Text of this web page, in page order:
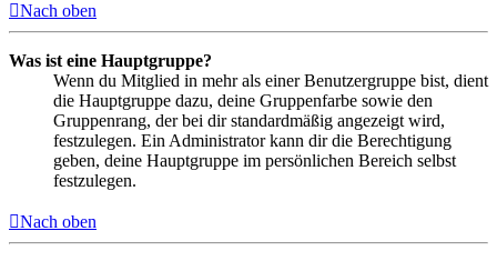
Nach oben
Was ist eine Hauptgruppe?
Wenn du Mitglied in mehr als einer Benutzergruppe bist, dient
die Hauptgruppe dazu, deine Gruppenfarbe sowie den
Gruppenrang, der bei dir standardmäßig angezeigt wird,
festzulegen. Ein Administrator kann dir die Berechtigung
geben, deine Hauptgruppe im persönlichen Bereich selbst
festzulegen.
Nach oben